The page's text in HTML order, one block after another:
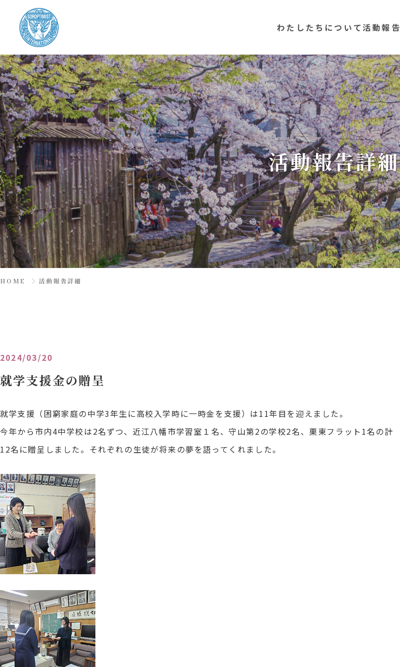
わたしたちについて活動報告
活動報告詳細
HOME 〉活動報告詳細
2024/03/20
就学支援金の贈呈
就学支援（困窮家庭の中学3年生に高校入学時に一時金を支援）は11年目を迎えました。
今年から市内4中学校は2名ずつ、近江八幡市学習室１名、守山第2の学校2名、栗東フラット1名の計
12名に贈呈しました。それぞれの生徒が将来の夢を語ってくれました。